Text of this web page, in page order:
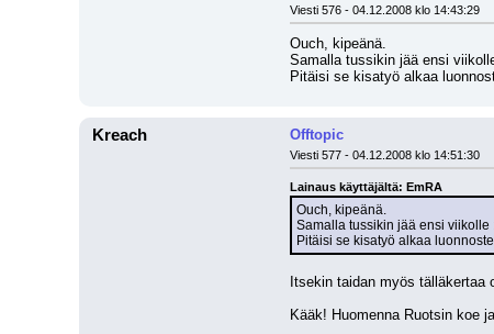
Viesti 576 - 04.12.2008 klo 14:43:29
Ouch, kipeänä.
Samalla tussikin jää ensi
Pitäisi se kisatyö alkaa
Kreach Offtopic
Viesti 577 - 04.12.2008 klo 14:51:30
Lainaus käyttäjältä: EmRA
Ouch, kipeänä.
Samalla tussikin jää ensi viikolle
Pitäisi se kisatyö alkaa
Itsekin taidan myös tälläkertaa
Kääk! Huomenna Ruotsin koe